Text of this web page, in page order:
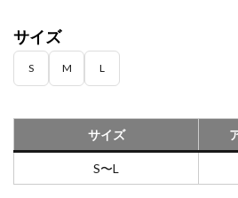
サイズ
S M L
サイズ
S〜L